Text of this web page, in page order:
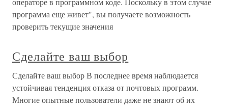
программа еще живет", вы получаете возможность
проверить текущие значения
Сделайте ваш выбор
Сделайте ваш выбор В последнее время наблюдается
устойчивая тенденция отказа от почтовых программ.
Многие опытные пользователи даже не знают об их